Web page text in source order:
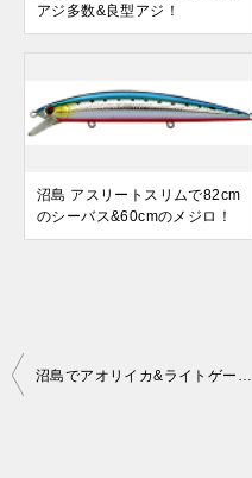
アジ多数&良型アジ！
沼島 アスリートスリムで82cm
のシーバス&60cmのメジロ！
投
沼島でアオリイカ&ライトゲームでメッキ22cm！